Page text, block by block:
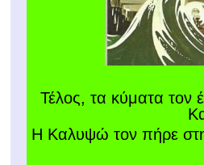
Τέλος, τα κύματα τον
Η Καλυψώ τον πήρε στη